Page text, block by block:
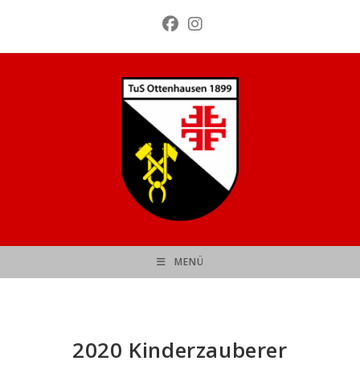
springen
MENÜ
2020 Kinderzauberer